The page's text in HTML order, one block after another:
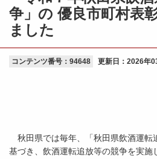
争」の 優良市町村表
ました
コンテンツ番号：94648 更新日： 2026年
秋田県では毎年、「秋田県飲酒運転
基づき、飲酒運転追放等の競争を実施